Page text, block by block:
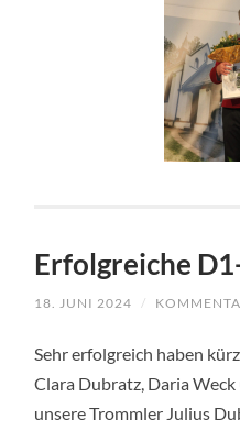
Erfolgreiche
18. JUNI 2024 /
Sehr erfolgreich haben
Clara Dubratz, Daria
unsere Trommler Julius